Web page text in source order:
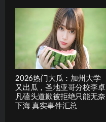
2026热门大瓜：加州大学
又出瓜，圣地亚哥分校李卓
凡磕头道歉被拒绝只能无奈
下海 真实事件汇总